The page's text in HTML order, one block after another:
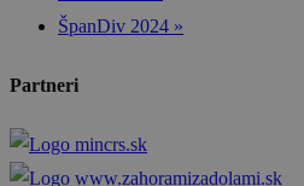
ŠpanDiv 2024 »
Partneri